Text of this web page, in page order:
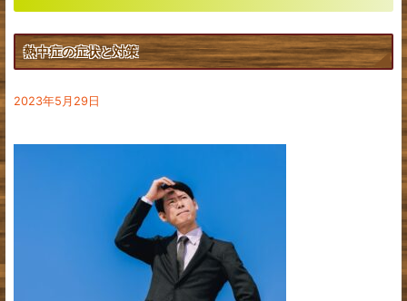
熱中症の症状と対策
2023年5月29日
姿勢・歪み